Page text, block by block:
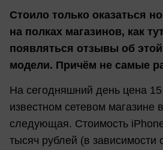
Стоило только оказаться
на полках магазинов, как
появляться отзывы об
модели. Причём не самые
На сегодняшний день цена
известном сетевом магазине
следующая. Стоимость
тысяч рублей (в зависимости